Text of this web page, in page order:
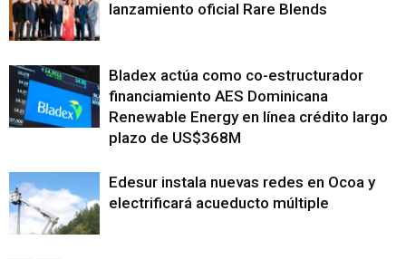
lanzamiento oficial Rare Blends
Bladex actúa como co-estructurador
financiamiento AES Dominicana
Renewable Energy en línea crédito largo
plazo de US$368M
Edesur instala nuevas redes en Ocoa y
electrificará acueducto múltiple